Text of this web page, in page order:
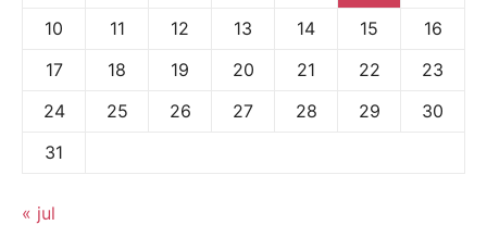
10
11 12 13 14 15
16
17
18 19 20 21 22
23
24
25 26 27 28 29
30
31
« jul